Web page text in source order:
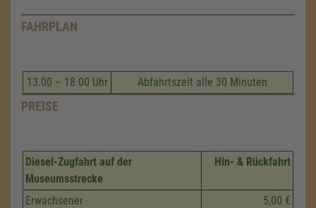
FAHRPLAN
13.00 – 18.00 Uhr Abfahrtszeit alle 30 Minuten
PREISE
Diesel-Zugfahrt auf der
Museumsstrecke
Hin- & Rückfahrt
Erwachsener
5,00 €